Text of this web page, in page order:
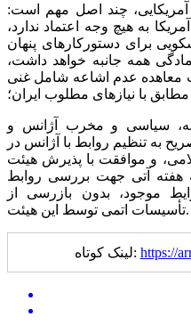
چند اصل مهم است:
به هیچ وجه اعتماد ندارد،
برای دستورکار‌های پنهان
همه جانبه خواهد داشت،
معاهده عدم اشاعه شامل غنی
با نیاز‌های مطلوب ایران؛
سیاسی و مخرب آژانس و
به تنظیم روابط با آژانس در
و موافقت با پذیرش هیئت
هفته آتی جهت بررسی روابط
موجود، بدون بازرسی از
تأسیسات اتمی توسط این هیئت.
لینک کوتاه: https://